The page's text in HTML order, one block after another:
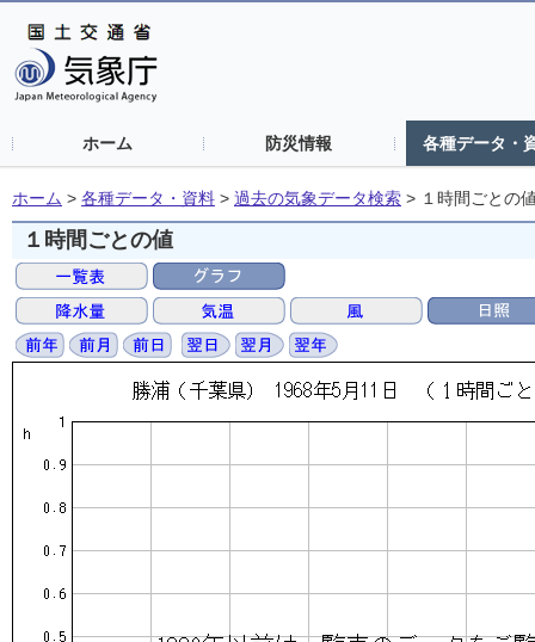
ホーム 防災情報 各種データ・
ホーム > 各種データ・資料 > 過去の気象データ検索 > １時間ごとの
１時間ごとの値